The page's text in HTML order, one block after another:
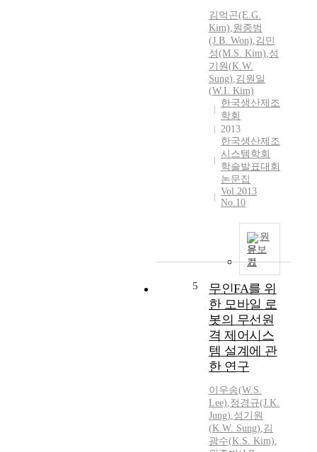
김억곤(E.G.
Kim),원종범
(J.B. Won),김민
성(M.S. Kim),성
기원(K.W.
Sung),김원일
(W.I. Kim)
한국생산제조
학회
2013
한국생산제조
시스템학회
학술발표대회
논문집
Vol.2013
No.10
원
문보
기
5
무인FA를 위
한 모바일 로
봇의 무선원
격 제어시스
템 설계에 관
한 연구
이우송(W.S.
Lee),정경규(J.K.
Jung),성기원
(K.W. Sung),김
광수(K.S. Kim),